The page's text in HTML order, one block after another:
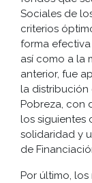
Sociales de
criterios
forma
así como a la
anterior, fue
la distribución
Pobreza, con
los siguientes
solidaridad y
de
Por último,